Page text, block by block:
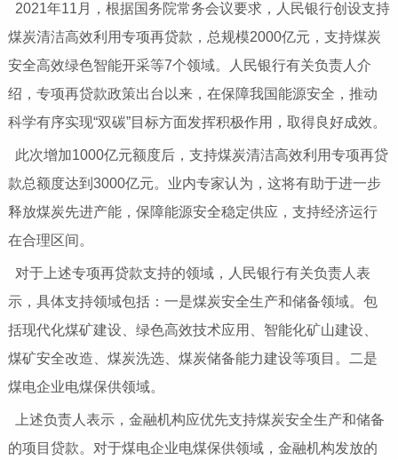
2021年11月，根据国务院常务会议要求，人民银行创设支持
煤炭清洁高效利用专项再贷款，总规模2000亿元，支持煤炭
安全高效绿色智能开采等7个领域。人民银行有关负责人介
绍，专项再贷款政策出台以来，在保障我国能源安全，推动
科学有序实现“双碳”目标方面发挥积极作用，取得良好成效。
此次增加1000亿元额度后，支持煤炭清洁高效利用专项再贷
款总额度达到3000亿元。业内专家认为，这将有助于进一步
释放煤炭先进产能，保障能源安全稳定供应，支持经济运行
在合理区间。
对于上述专项再贷款支持的领域，人民银行有关负责人表
示，具体支持领域包括：一是煤炭安全生产和储备领域。包
括现代化煤矿建设、绿色高效技术应用、智能化矿山建设、
煤矿安全改造、煤炭洗选、煤炭储备能力建设等项目。二是
煤电企业电煤保供领域。
上述负责人表示，金融机构应优先支持煤炭安全生产和储备
的项目贷款。对于煤电企业电煤保供领域，金融机构发放的